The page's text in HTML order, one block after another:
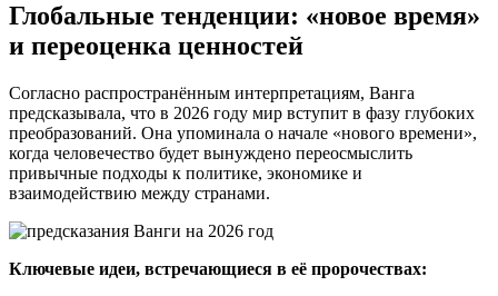
Глобальные тенденции: «новое время»
и переоценка ценностей
Согласно распространённым интерпретациям, Ванга
предсказывала, что в 2026 году мир вступит в фазу глубоких
преобразований. Она упоминала о начале «нового времени»,
когда человечество будет вынуждено переосмыслить
привычные подходы к политике, экономике и
взаимодействию между странами.
Ключевые идеи, встречающиеся в её пророчествах: